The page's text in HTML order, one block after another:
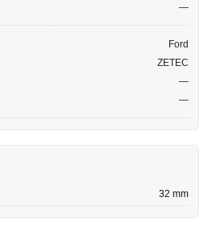
—
Ford
ZETEC
—
—
32 mm